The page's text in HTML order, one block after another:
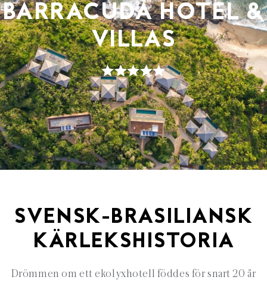
BARRACUDA HOTEL &
VILLAS
SVENSK-BRASILIANSK
KÄRLEKSHISTORIA
Drömmen om ettekolyxhotell föddes för snart 20 år